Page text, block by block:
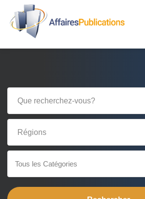
Tous les Catégories